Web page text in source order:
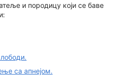
и породицу који се баве
са апнејом.